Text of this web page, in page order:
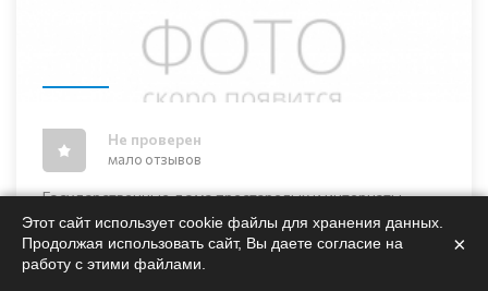
Государственные дома престарелых и интернаты
ГБУСО центр социального
обслуживания город Великие Луки
Не проверен
мало отзывов
Этот сайт использует cookie файлы для хранения данных.
Продолжая использовать сайт, Вы даете согласие на
работу с этими файлами.
×